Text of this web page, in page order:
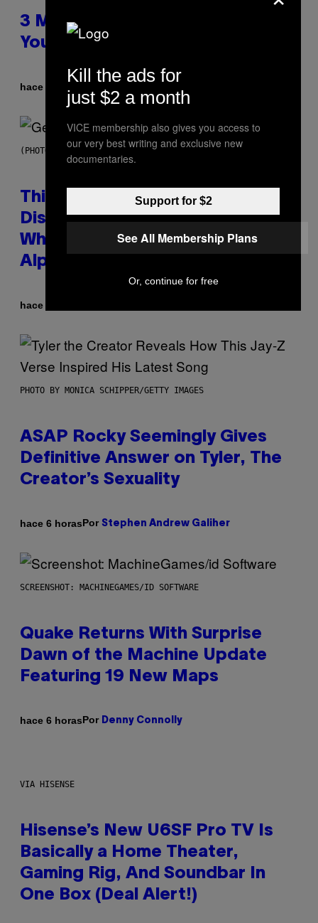
3 Millennial Anthems That Make
You Think of Your Best Friend
hace 4 horas
(PHOTO BY TAYLOR HILL/GETTY IMAGES)
This Researcher Accidentally
Discovered the New ‘Millennial
Whoop’ of Pop Music: The Gen
Alpha Melody
hace 4 horas
PHOTO BY MONICA SCHIPPER/GETTY IMAGES
ASAP Rocky Seemingly Gives
Definitive Answer on Tyler, The
Creator’s Sexuality
hace 6 horasPor Stephen Andrew Galiher
SCREENSHOT: MACHINEGAMES/ID SOFTWARE
Quake Returns With Surprise
Dawn of the Machine Update
Featuring 19 New Maps
hace 6 horasPor Denny Connolly
VIA HISENSE
Hisense’s New U6SF Pro TV Is
Basically a Home Theater,
Gaming Rig, And Soundbar In
One Box (Deal Alert!)
Kill the ads for
just $2 a month
VICE membership also gives you access to
our very best writing and exclusive new
documentaries.
Support for $2
See All Membership Plans
Or, continue for free